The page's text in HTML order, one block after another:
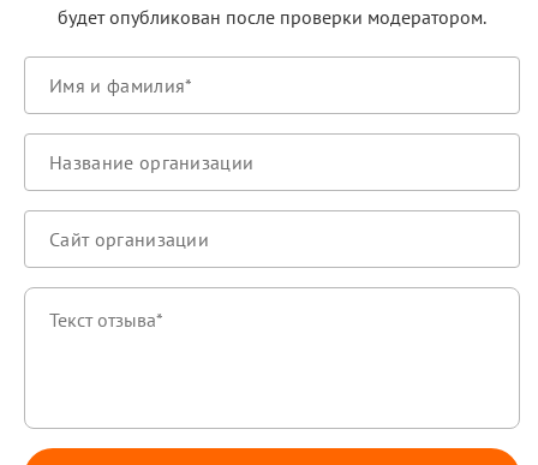
будет опубликован после проверки модератором.